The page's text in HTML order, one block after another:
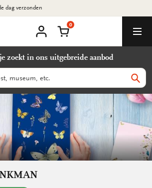
account
Winkelmand
0
zoekt in ons uitgebreide aanbod